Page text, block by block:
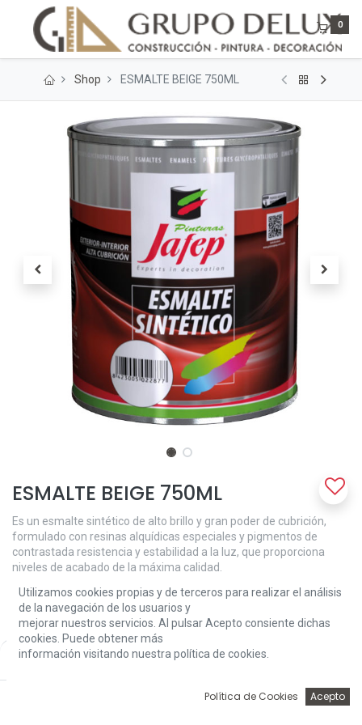
Price:
Add to Cart
0
Shop ESMALTE BEIGE 750ML
ESMALTE BEIGE 750ML
Es un esmalte sintético de alto brillo y gran poder de cubrición,
formulado con resinas alquídicas especiales y pigmentos de
contrastada resistencia y estabilidad a la luz, que proporciona
niveles de acabado de la máxima calidad.
Se trata de un producto con la técnica de "altos sólidos" por lo que
se recomienda aplicar capas finas y respetar los tiempos de
secado y repintado con el fin de obtener las mejores y máximas
prestaciones.
Es un esmalte sintético brillante de gran calidad, que cubre las
necesidades del profesional pintor y del ama de casa, siendo muy
Utilizamos cookies propias y de terceros para realizar el análisis
de la navegación de los usuarios y
mejorar nuestros servicios. Al pulsar Acepto consiente dichas
cookies. Puede obtener más
información visitando nuestra política de cookies.
Política de Cookies Acepto